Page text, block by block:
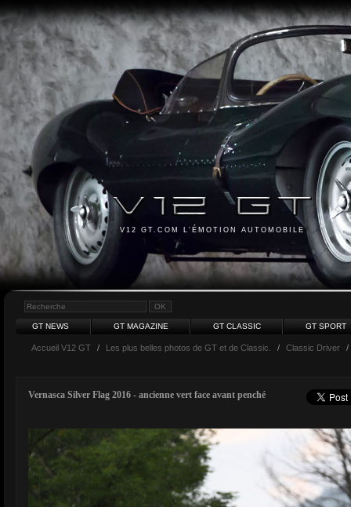
V12 GT.COM L'ÉMOTION AUTOMOBILE
GT NEWS GT MAGAZINE GT CLASSIC GT SPORT
Accueil V12 GT / Les plus belles photos de GT et de Classic. / Classic Driver /
Vernasca Silver Flag 2016 - ancienne vert face avant penché